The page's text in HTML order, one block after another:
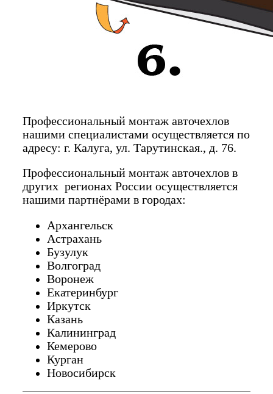
Профессиональный монтаж авточехлов
нашими специалистами осуществляется по
адресу: г. Калуга, ул. Тарутинская., д. 76.
Профессиональный монтаж авточехлов в
других регионах России осуществляется
нашими партнёрами в городах:
Архангельск
Астрахань
Бузулук
Волгоград
Воронеж
Екатеринбург
Иркутск
Казань
Калининград
Кемерово
Курган
Новосибирск